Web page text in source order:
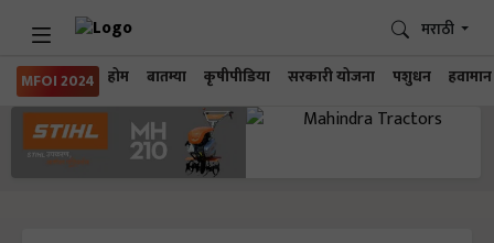
MFOI 2024 होम बातम्या कृषीपीडिया सरकारी योजना पशुधन हवामान
मराठी